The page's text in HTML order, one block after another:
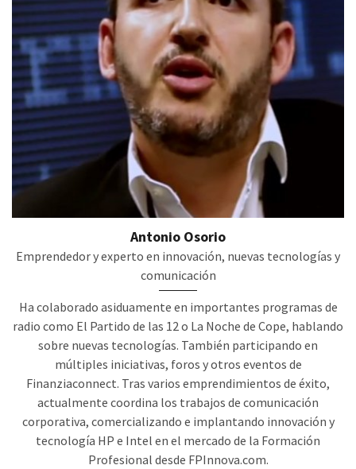
Antonio Osorio
Emprendedor y experto en innovación, nuevas tecnologías y
comunicación
Ha colaborado asiduamente en importantes programas de
radio como El Partido de las 12 o La Noche de Cope, hablando
sobre nuevas tecnologías. También participando en
múltiples iniciativas, foros y otros eventos de
Finanziaconnect. Tras varios emprendimientos de éxito,
actualmente coordina los trabajos de comunicación
corporativa, comercializando e implantando innovación y
tecnología HP e Intel en el mercado de la Formación
Profesional desde FPInnova.com.